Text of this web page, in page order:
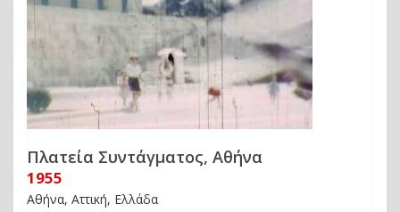
Πλατεία Συντάγματος, Αθήνα
1955
Αθήνα, Αττική, Ελλάδα